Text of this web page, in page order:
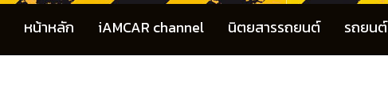
หน้าหลัก iAMCAR channel นิตยสารรถยนต์ รถยนต์